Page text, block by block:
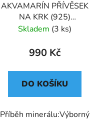
AKVAMARÍN PŘÍVĚSEK
NA KRK (925)
STŘÍBRNÝ
Skladem (3 ks)
990 Kč
DO KOŠÍKU
Příběh minerálu:Výborný